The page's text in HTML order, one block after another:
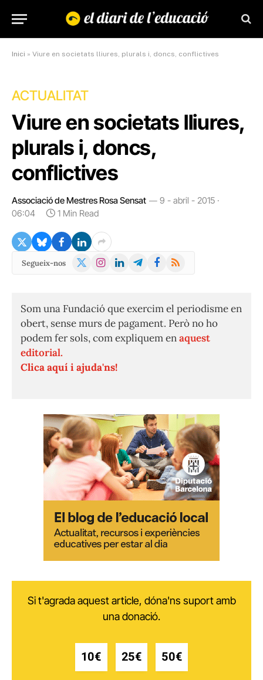
Inici » Viure en societats lliures, plurals i, doncs, conflictives
ACTUALITAT
Viure en societats lliures,
plurals i, doncs,
conflictives
Associació de Mestres Rosa Sensat
9 - abril - 2015 ·
06:04
1 Min Read
Segueix-nos
X
Instagram
LinkedInTelegramFacebook
RSS
Som una Fundació que exercim el periodisme en
obert, sense murs de pagament. Però no ho
podem fer sols, com expliquem enaquest
editorial.
Clica aquí i ajuda'ns!
Si t'agrada aquest article, dóna'ns suport amb
una donació.
10€ 25€ 50€